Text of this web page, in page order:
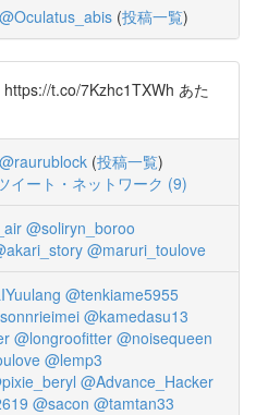
@Oculatus_abis (投稿一覧)
t.co/7Kzhc1TXWh あた
@raurublock (投稿一覧)
イート・ネットワーク (9)
@soliryn_boroo
@maruri_toulove
@tenkiame5955
@kamedasu13
@longroofitter @noisequeen
@lemp3
@Advance_Hacker
@sacon @tamtan33